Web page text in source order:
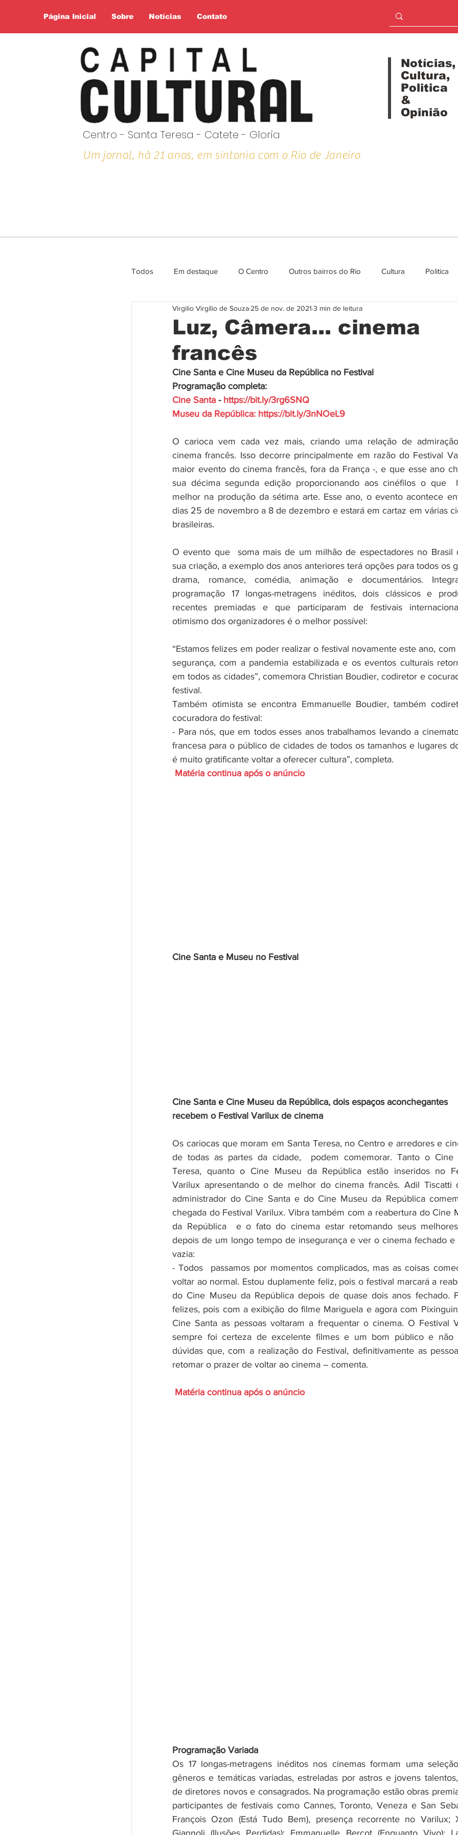
Página Inicial Sobre Notícias Contato
Centro - Santa Teresa - Catete - Gloria
Notícias,
Cultura,
Politica
&
Opinião
Um jornal, hà 21 anos, em sintonia com o Rio de Janeiro
Todos Em destaque O Centro Outros bairros do Rio Cultura Politica
Entrevista e Opiniao Agenda cultural
Luz, Câmera... cinema
francês
Virgilio Virgílio de Souza 25 de nov. de 2021 3 min de leitura
Cine Santa e Cine Museu da República no Festival
Programação completa:
Cine Santa - https://bit.ly/3rg6SNQ
Museu da República: https://bit.ly/3nNOeL9
O carioca vem cada vez mais, criando uma relação de
cinema francês. Isso decorre principalmente em razão do Festival
maior evento do cinema francês, fora da França -, e que esse ano
sua décima segunda edição proporcionando aos cinéfilos o que
melhor na produção da sétima arte. Esse ano, o evento acontece
dias 25 de novembro a 8 de dezembro e estará em cartaz em várias
brasileiras.
O evento que  soma mais de um milhão de espectadores no Brasil
sua criação, a exemplo dos anos anteriores terá opções para todos os
drama, romance, comédia, animação e documentários.
programação 17 longas-metragens inéditos, dois clássicos e
recentes premiadas e que participaram de festivais
otimismo dos organizadores é o melhor possível:
“Estamos felizes em poder realizar o festival novamente este ano,
segurança, com a pandemia estabilizada e os eventos culturais
em todos as cidades”, comemora Christian Boudier, codiretor e
festival.
Também otimista se encontra Emmanuelle Boudier, também
cocuradora do festival:
- Para nós, que em todos esses anos trabalhamos levando a
francesa para o público de cidades de todos os tamanhos e lugares
é muito gratificante voltar a oferecer cultura”, completa.
Matéria continua após o anúncio
Cine Santa e Museu no Festival
Cine Santa e Cine Museu da República, dois espaços aconchegantes
recebem o Festival Varilux de cinema
Os cariocas que moram em Santa Teresa, no Centro e arredores e
de todas as partes da cidade,  podem comemorar. Tanto o Cine
Teresa, quanto o Cine Museu da República estão inseridos no
Varilux apresentando o de melhor do cinema francês. Adil Tiscatti
administrador do Cine Santa e do Cine Museu da República
chegada do Festival Varilux. Vibra também com a reabertura do Cine
da República  e o fato do cinema estar retomando seus
depois de um longo tempo de insegurança e ver o cinema fechado e
vazia:
- Todos  passamos por momentos complicados, mas as coisas
voltar ao normal. Estou duplamente feliz, pois o festival marcará a
do Cine Museu da República depois de quase dois anos fechado.
felizes, pois com a exibição do filme Mariguela e agora com
Cine Santa as pessoas voltaram a frequentar o cinema. O Festival
sempre foi certeza de excelente filmes e um bom público e não
dúvidas que, com a realização do Festival, definitivamente as
retomar o prazer de voltar ao cinema – comenta.
Matéria continua após o anúncio
Programação Variada
Os 17 longas-metragens inéditos nos cinemas formam uma
gêneros e temáticas variadas, estreladas por astros e jovens
de diretores novos e consagrados. Na programação estão obras
participantes de festivais como Cannes, Toronto, Veneza e San
François Ozon (Está Tudo Bem), presença recorrente no Varilux;